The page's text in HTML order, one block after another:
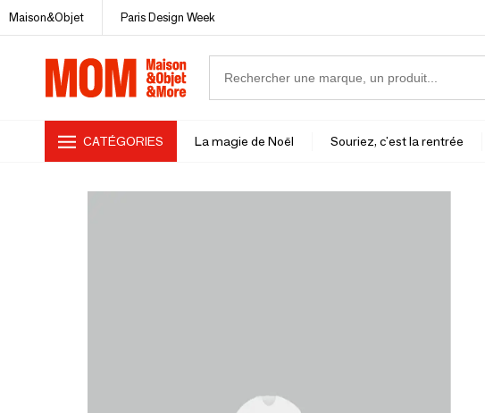
Maison&Objet Paris Design Week
CATÉGORIES La magie de Noël Souriez, c'est la rentrée